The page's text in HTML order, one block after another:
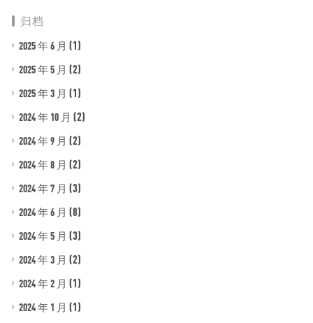
归档
2025 年 6 月 (1)
2025 年 5 月 (2)
2025 年 3 月 (1)
2024 年 10 月 (2)
2024 年 9 月 (2)
2024 年 8 月 (2)
2024 年 7 月 (3)
2024 年 6 月 (8)
2024 年 5 月 (3)
2024 年 3 月 (2)
2024 年 2 月 (1)
2024 年 1 月 (1)